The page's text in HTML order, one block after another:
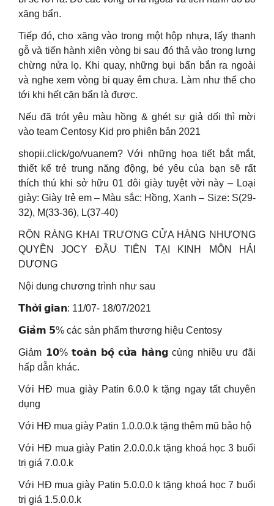
xăng bẩn.
Tiếp đó, cho xăng vào trong một hộp nhựa, lấy thanh
gỗ và tiến hành xiên vòng bi sau đó thả vào trong lưng
chừng nửa lọ. Khi quay, những bụi bẩn bắn ra ngoài
và nghe xem vòng bi quay êm chưa. Làm như thế cho
tới khi hết cặn bẩn là được.
Nếu đã trót yêu màu hồng & ghét sự giả dối thì mời
vào team Centosy Kid pro phiên bản 2021
shopii.click/go/vuanem? Với những họa tiết bắt mắt,
thiết kế trẻ trung năng động, bé yêu của bạn sẽ rất
thích thú khi sở hữu 01 đôi giày tuyệt vời này – Loại
giày: Giày trẻ em – Màu sắc: Hồng, Xanh – Size: S(29-
32), M(33-36), L(37-40)
RỘN RÀNG KHAI TRƯƠNG CỬA HÀNG NHƯỢNG
QUYỀN JOCY ĐẦU TIÊN TẠI KINH MÔN HẢI
DƯƠNG
Nội dung chương trình như sau
𝗧𝗵𝗼̛̀𝗶 𝗴𝗶𝗮𝗻: 11/07- 18/07/2021
𝗚𝗶𝗮̉𝗺 𝟱% các sản phẩm thương hiệu Centosy
Giảm 𝟭𝟬% 𝘁𝗼𝗮̀𝗻 𝗯𝗼̣̂ 𝗰𝘂̛̉𝗮 𝗵𝗮̀𝗻𝗴 cùng nhiều ưu đãi
hấp dẫn khác.
Với HĐ mua giày Patin 6.0.0 k tặng ngay tất chuyên
dụng
Với HĐ mua giày Patin 1.0.0.0.k tặng thêm mũ bảo hộ
Với HĐ mua giày Patin 2.0.0.0.k tặng khoá học 3 buổi
trị giá 7.0.0.k
Với HĐ mua giày Patin 5.0.0.0 k tặng khoá học 7 buổi
trị giá 1.5.0.0.k